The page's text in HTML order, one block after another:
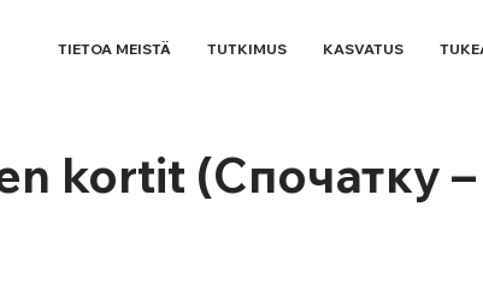
TIETOA MEISTÄ TUTKIMUS KASVATUS
kortit (Спочатку –